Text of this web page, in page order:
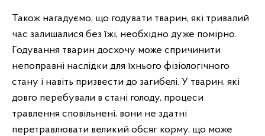
Також нагадуємо, що годувати тварин, які тривалий
час залишалися без їжі, необхідно дуже помірно.
Годування тварин досхочу може спричинити
непоправні наслідки для їхнього фізіологічного
стану і навіть призвести до загибелі. У тварин, які
довго перебували в стані голоду, процеси
травлення сповільнені, вони не здатні
перетравлювати великий обсяг корму, що може